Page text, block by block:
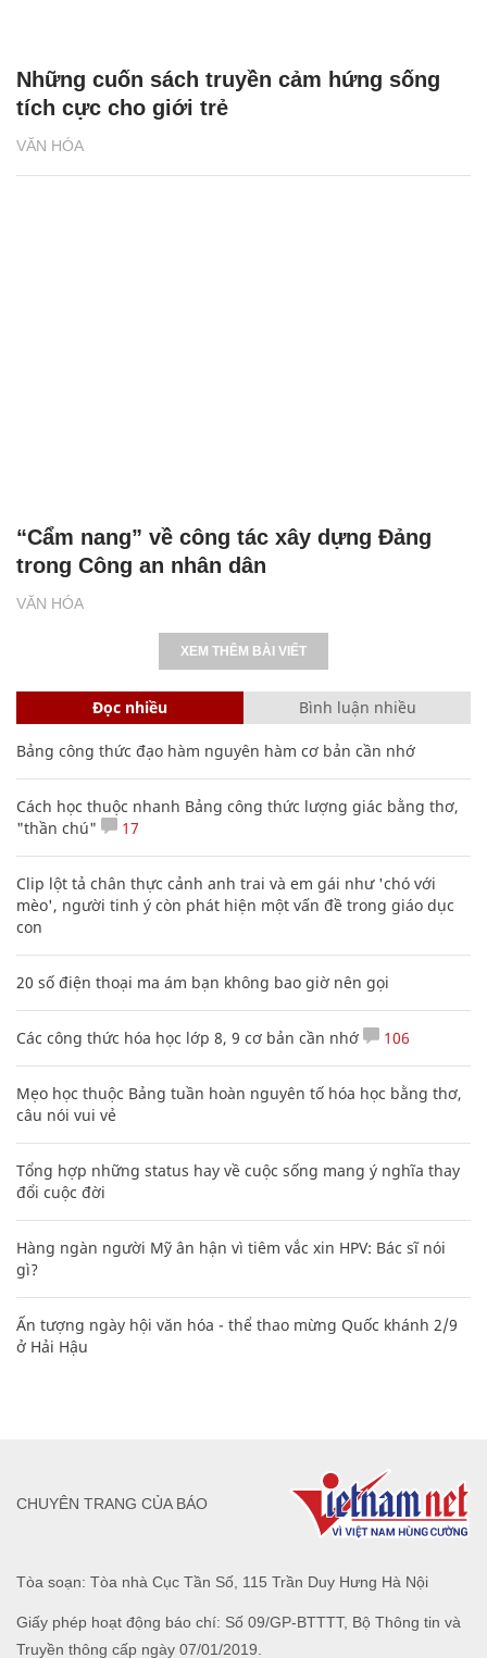
VĂN HÓA
Những cuốn sách truyền cảm hứng sống
tích cực cho giới trẻ
VĂN HÓA
“Cẩm nang” về công tác xây dựng Đảng
trong Công an nhân dân
XEM THÊM BÀI VIẾT
Đọc nhiều Bình luận nhiều
Bảng công thức đạo hàm nguyên hàm cơ bản cần nhớ
Cách học thuộc nhanh Bảng công thức lượng giác bằng thơ,
"thần chú"
17
Clip lột tả chân thực cảnh anh trai và em gái như 'chó với
mèo', người tinh ý còn phát hiện một vấn đề trong giáo dục
con
20 số điện thoại ma ám bạn không bao giờ nên gọi
Các công thức hóa học lớp 8, 9 cơ bản cần nhớ 106
Mẹo học thuộc Bảng tuần hoàn nguyên tố hóa học bằng thơ,
câu nói vui vẻ
Tổng hợp những status hay về cuộc sống mang ý nghĩa thay
đổi cuộc đời
Hàng ngàn người Mỹ ân hận vì tiêm vắc xin HPV: Bác sĩ nói
gì?
Ấn tượng ngày hội văn hóa - thể thao mừng Quốc khánh 2/9
ở Hải Hậu
Tòa soạn: Tòa nhà Cục Tần Số, 115 Trần Duy Hưng Hà Nội
Giấy phép hoạt động báo chí: Số 09/GP-BTTTT, Bộ Thông tin và
Truyền thông cấp ngày 07/01/2019.
CHUYÊN TRANG CỦA BÁO